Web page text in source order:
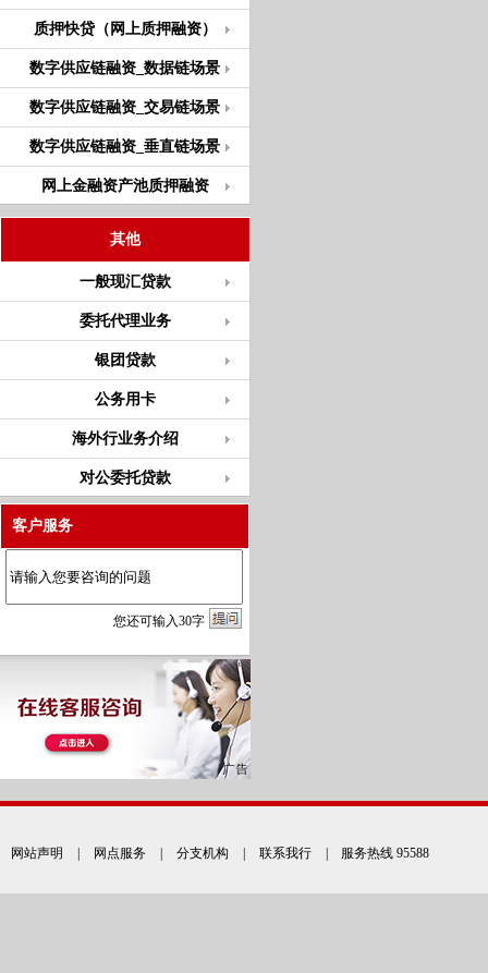
质押快贷（网上质押融资）
数字供应链融资_数据链场景
数字供应链融资_交易链场景
数字供应链融资_垂直链场景
网上金融资产池质押融资
其他
一般现汇贷款
委托代理业务
银团贷款
公务用卡
海外行业务介绍
对公委托贷款
客户服务
您还可输入30字
网站声明 网点服务 分支机构 联系我行 | 服务热线 95588